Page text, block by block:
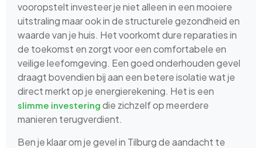
vooropstelt investeer je niet alleen in een mooiere
uitstraling maar ook in de structurele gezondheid en
waarde van je huis. Het voorkomt dure reparaties in
de toekomst en zorgt voor een comfortabele en
veilige leefomgeving. Een goed onderhouden gevel
draagt bovendien bij aan een betere isolatie wat je
direct merkt op je energierekening. Het is een
slimme investering die zichzelf op meerdere
manieren terugverdient.
Ben je klaar om je gevel in Tilburg de aandacht te